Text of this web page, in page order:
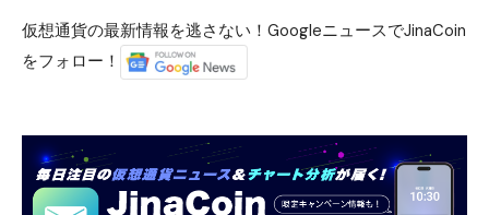
仮想通貨の最新情報を逃さない！GoogleニュースでJinaCoin
をフォロー！